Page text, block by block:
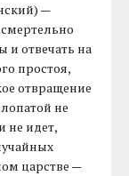
—
и отвечать на
простоя,
отвращение
не
не идет,
царстве —